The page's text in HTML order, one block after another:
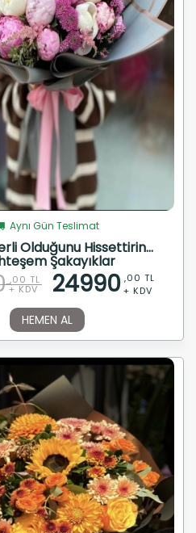
Aynı Gün Teslimat
Olduğunu Hissettirin...
Şakayıklar
,00 TL
+ KDV 24990 ,00 TL
+ KDV
HEMEN AL